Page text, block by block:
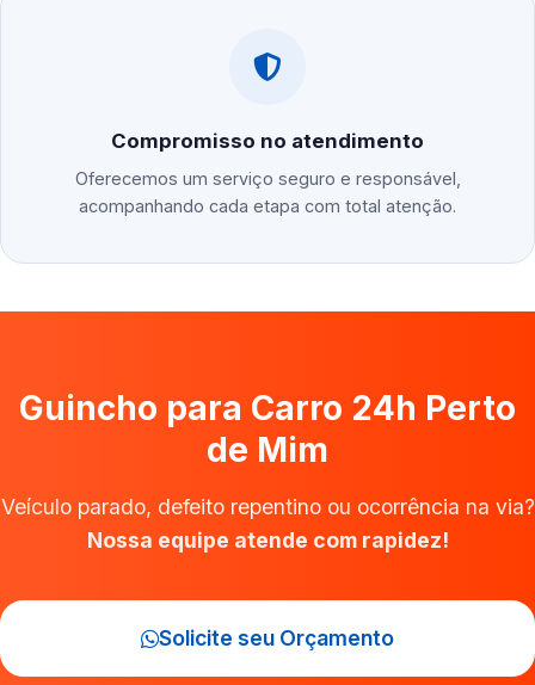
Compromisso no atendimento
Oferecemos um serviço seguro e responsável,
acompanhando cada etapa com total atenção.
Guincho para Carro 24h Perto
de Mim
Veículo parado, defeito repentino ou ocorrência na via?
Nossa equipe atende com rapidez!
Solicite seu Orçamento